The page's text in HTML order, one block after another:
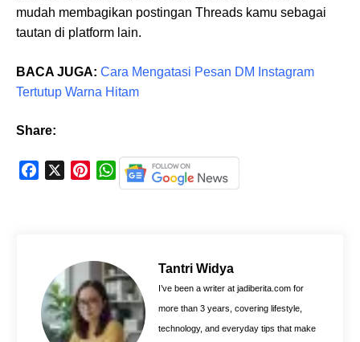
mudah membagikan postingan Threads kamu sebagai
tautan di platform lain.
BACA JUGA: Cara Mengatasi Pesan DM Instagram
Tertutup Warna Hitam
Share:
k
e
s
t
W
h
A
p
p
Tantri Widya
I’ve been a writer at jadiberita.com for
more than 3 years, covering lifestyle,
technology, and everyday tips that make